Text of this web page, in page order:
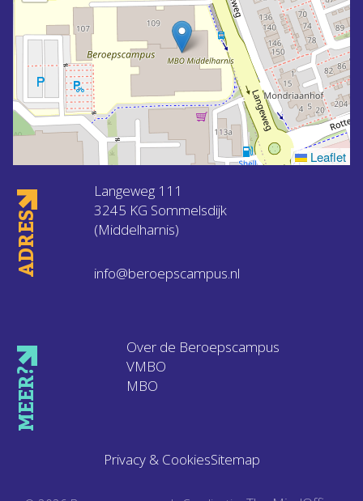
Leaflet
ADRES
Langeweg 111
3245 KG Sommelsdijk
(Middelharnis)
info@beroepscampus.nl
MEER?
Over de Beroepscampus
VMBO
MBO
Privacy & CookiesSitemap